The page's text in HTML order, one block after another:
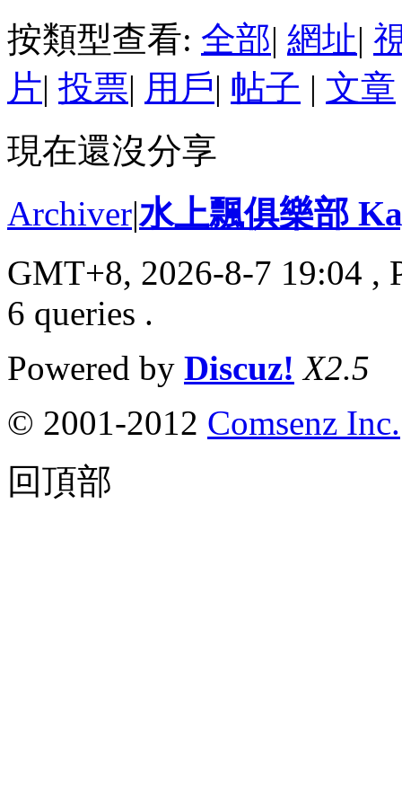
按類型查看: 全部| 網址|
片| 投票| 用戶| 帖子 | 文章
現在還沒分享
Archiver|水上飄俱樂部
GMT+8, 2026-8-7 19:04 ,
6 queries .
Powered by Discuz! X2.5
© 2001-2012 Comsenz Inc.
回頂部